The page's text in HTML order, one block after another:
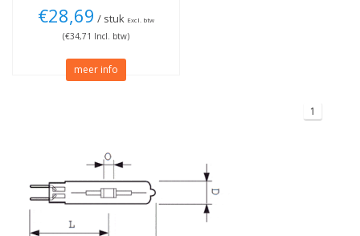
€28,69 / stuk Excl. btw
(€34,71 Incl. btw)
meer info
1